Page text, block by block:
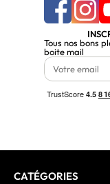
Tous nos bons
boite mail
CATÉGORIES